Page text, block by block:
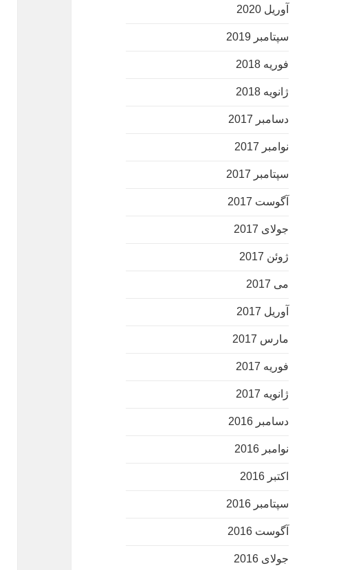
آوریل 2020
سپتامبر 2019
فوریه 2018
ژانویه 2018
دسامبر 2017
نوامبر 2017
سپتامبر 2017
آگوست 2017
جولای 2017
ژوئن 2017
می 2017
آوریل 2017
مارس 2017
فوریه 2017
ژانویه 2017
دسامبر 2016
نوامبر 2016
اکتبر 2016
سپتامبر 2016
آگوست 2016
جولای 2016